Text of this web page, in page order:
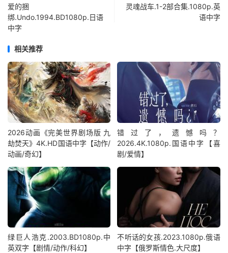
爱的捆
绑.Undo.1994.BD1080p.日语
中字
灵魂战车.1-2部合集.1080p.英
语中字
相关推荐
2026动画《完美世界剧场版 九
劫焚天》4K.HD国语中字【动作/
动画/奇幻】
错过了，遗憾吗？
2026.4K.1080p.国语中字【喜
剧/爱情】
绿巨人浩克.2003.BD1080p.中
英双字【剧情/动作/科幻】
不听话的女孩.2023.1080p.俄语
中字【俄罗斯情色.大尺度】